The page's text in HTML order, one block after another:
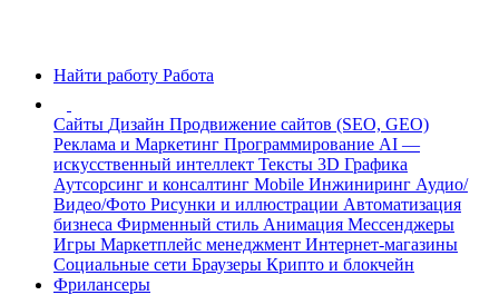
Найти работу Работа
Сайты Дизайн Продвижение сайтов (SEO, GEO)
Реклама и Маркетинг Программирование AI —
искусственный интеллект Тексты 3D Графика
Аутсорсинг и консалтинг Mobile Инжиниринг Аудио/
Видео/Фото Рисунки и иллюстрации Автоматизация
бизнеса Фирменный стиль Анимация Мессенджеры
Игры Маркетплейс менеджмент Интернет-магазины
Социальные сети Браузеры Крипто и блокчейн
Фрилансеры